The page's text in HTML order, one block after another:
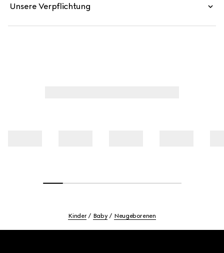
Unsere Verpflichtung
Kinder Baby Neugeborenen